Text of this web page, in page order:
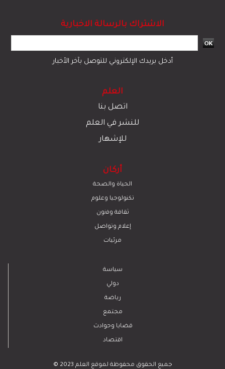
الاشتراك بالرسالة الاخبارية
أدخل بريدك الإلكتروني للتوصل بآخر الأخبار
العلم
اتصل بنا
للنشر في العلم
للإشهار
أركان
الحياة والصحة
تكنولوجيا وعلوم
ﺛﻘﺎﻓﺔ وﻓﻧون
إعلام وتواصل
مرئيات
سياسة
دولي
رياضة
مجتمع
قضايا وحوادث
اقتصاد
© 2023 جميع الحقوق محفوظة لموقع العلم